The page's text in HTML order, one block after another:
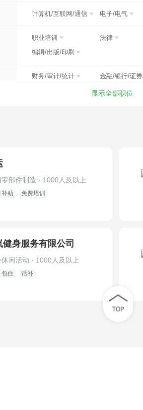
计算机/互联网/通信 电子/电气
职业培训
法律
编辑/出版/印刷
财务/审计/统计 金融/银行/证
显示全部职位
部件制造 · 1000人及以上
补助 免费培训
身服务有限公司
闲活动 · 1000人及以上
包住 话补